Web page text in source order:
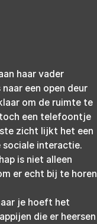
haar vader
een open deur
om de ruimte te
een telefoontje
zicht lijkt het een
sociale interactie.
is niet alleen
er echt bij te horen
je hoeft het
die er heersen